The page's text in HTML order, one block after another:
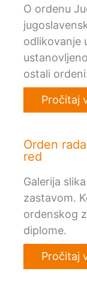
O ordenu
odlikovanje
ostali
Pročitaj
Orden
red
Galerija
zastavom.
ordenskog
diplome.
Pročitaj